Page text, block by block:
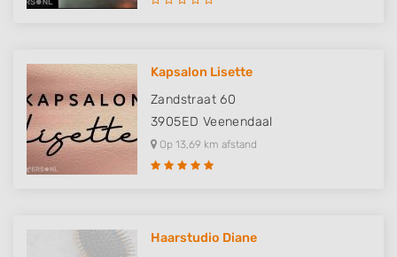
Kapsalon Lisette
Zandstraat 60
3905ED Veenendaal
Op 13,69 km afstand
Haarstudio Diane